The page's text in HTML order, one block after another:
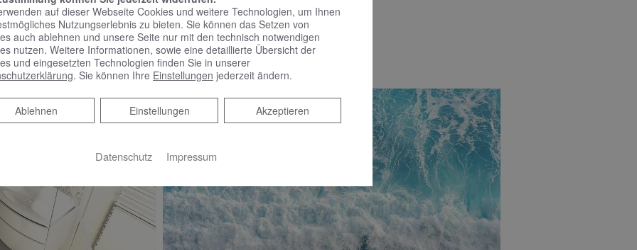
auf dieser Webseite Cookies und weitere Technologien, um Ihnen
Nutzungserlebnis zu bieten. Sie können das Setzen von
auch ablehnen und unsere Seite nur mit den technisch notwendigen
nutzen. Weitere Informationen, sowie eine detaillierte Übersicht der
und eingesetzten Technologien finden Sie in unserer
. Sie können Ihre Einstellungen jederzeit ändern.
Akzeptieren
Einstellungen
Ablehnen
Ablehnen
Datenschutz Impressum